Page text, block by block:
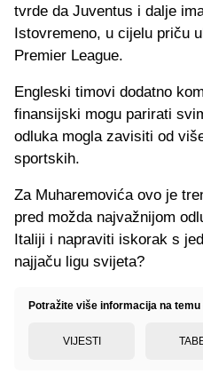
tvrde da Juventus i dalje
Istovremeno, u cijelu priču
Premier League.
Engleski timovi dodatno
finansijski mogu parirati
odluka mogla zavisiti od
sportskih.
Za Muharemovića ovo je
pred možda najvažnijom
Italiji i napraviti iskorak s
najjaču ligu svijeta?
Potražite više informacija na temu
VIJESTI